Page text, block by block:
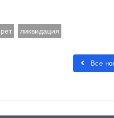
ликвидация
Все